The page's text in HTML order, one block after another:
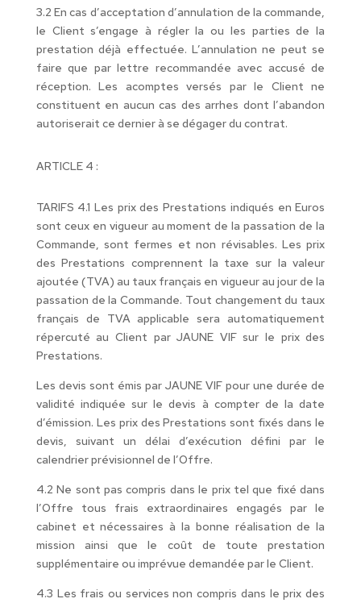
3.2 En cas d’acceptation d’annulation de la commande,
le Client s’engage à régler la ou les parties de la
prestation déjà effectuée. L’annulation ne peut se
faire que par lettre recommandée avec accusé de
réception. Les acomptes versés par le Client ne
constituent en aucun cas des arrhes dont l’abandon
autoriserait ce dernier à se dégager du contrat.
ARTICLE 4 :
TARIFS 4.1 Les prix des Prestations indiqués en Euros
sont ceux en vigueur au moment de la passation de la
Commande, sont fermes et non révisables. Les prix
des Prestations comprennent la taxe sur la valeur
ajoutée (TVA) au taux français en vigueur au jour de la
passation de la Commande. Tout changement du taux
français de TVA applicable sera automatiquement
répercuté au Client par JAUNE VIF sur le prix des
Prestations.
Les devis sont émis par JAUNE VIF pour une durée de
validité indiquée sur le devis à compter de la date
d’émission. Les prix des Prestations sont fixés dans le
devis, suivant un délai d’exécution défini par le
calendrier prévisionnel de l’Offre.
4.2 Ne sont pas compris dans le prix tel que fixé dans
l’Offre tous frais extraordinaires engagés par le
cabinet et nécessaires à la bonne réalisation de la
mission ainsi que le coût de toute prestation
supplémentaire ou imprévue demandée par le Client.
4.3 Les frais ou services non compris dans le prix des